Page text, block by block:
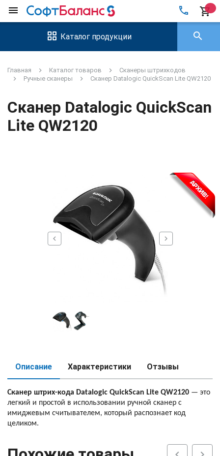
menu local_phone shopping_cart
Каталог продукции search
Главная Каталог товаров
Сканеры штрихкодов
Ручные сканеры
Сканер Datalogic QuickScan Lite QW2120
chevron_left chevron_right
Сканер Datalogic QuickScan
Lite QW2120
Описание Характеристики Отзывы
Сканер штрих-кода Datalogic QuickScan Lite QW2120 — это
легкий и простой в использовании ручной сканер с
имиджевым считывателем, который распознает код
целиком.